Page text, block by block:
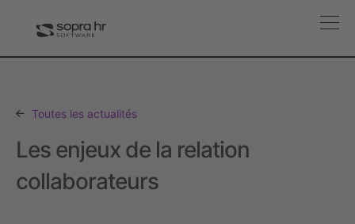
Toutes les actualités
Les enjeux de la relation
collaborateurs